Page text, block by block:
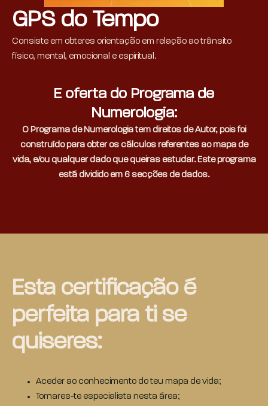
GPS do Tempo
Consiste em obteres orientação em relação ao trânsito
físico, mental, emocional e espiritual.
E oferta do Programa de
Numerologia:
O Programa de Numerologia tem direitos de Autor, pois foi
construído para obter os cálculos referentes ao mapa de
vida, e/ou qualquer dado que queiras estudar. Este programa
está dividido em 6 secções de dados.
Esta certificação é
perfeita para ti se
quiseres:
Aceder ao conhecimento do teu mapa de vida;
Tornares-te especialista nesta área;